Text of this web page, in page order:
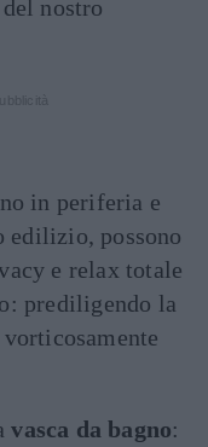
nostro
in periferia e
edilizio, possono
e relax totale
prediligendo la
vasca da bagno: